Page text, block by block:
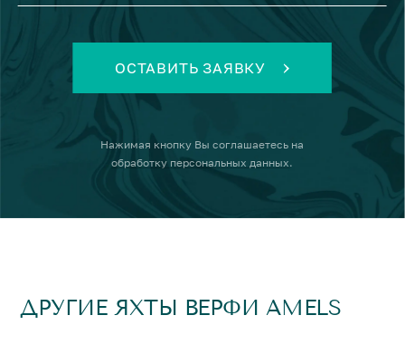
ОСТАВИТЬ ЗАЯВКУ
Нажимая кнопку Вы соглашаетесь на
обработку персональных данных.
ДРУГИЕ ЯХТЫ ВЕРФИ AMELS